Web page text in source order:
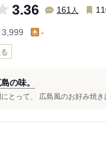
3.36 161 人
3,999 -
の味。
とって、 広島風のお好み焼